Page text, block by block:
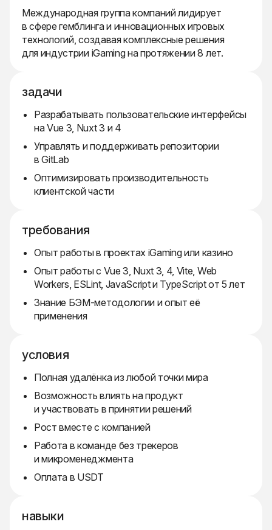
Международная группа компаний лидирует
в сфере гемблинга и инновационных игровых
технологий, создавая комплексные решения
для индустрии iGaming на протяжении 8 лет.
задачи
Разрабатывать пользовательские интерфейсы
на Vue 3, Nuxt 3 и 4
Управлять и поддерживать репозитории
в GitLab
Оптимизировать производительность
клиентской части
требования
Опыт работы в проектах iGaming или казино
Опыт работы с Vue 3, Nuxt 3, 4, Vite, Web
Workers, ESLint, JavaScript и TypeScript от 5 лет
Знание БЭМ-методологии и опыт её
применения
условия
Полная удалёнка из любой точки мира
Возможность влиять на продукт
и участвовать в принятии решений
Рост вместе с компанией
Работа в команде без трекеров
и микроменеджмента
Оплата в USDT
навыки